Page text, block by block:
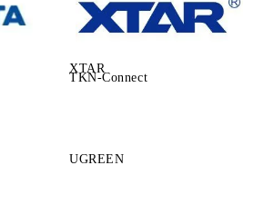
XTAR
TKN-Connect
UGREEN